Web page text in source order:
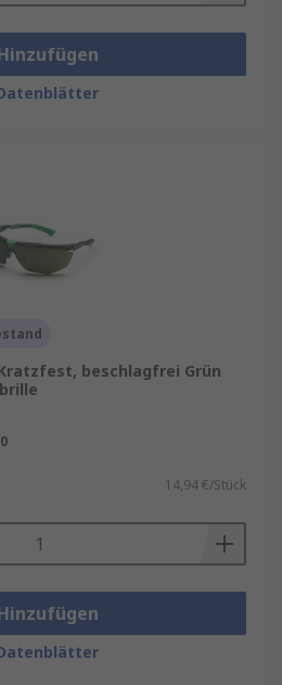
beschlagfrei Grün
14,94 €/Stück